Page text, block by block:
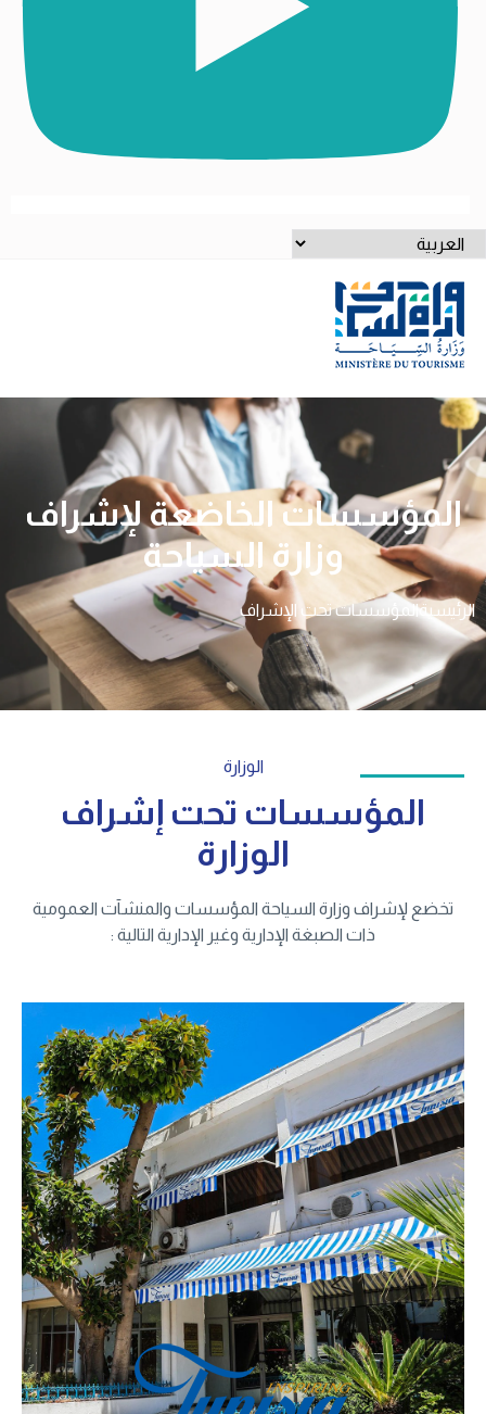
اختر
المؤسسات الخاضعة لإشراف
وزارة السياحة
الرئيسيةالمؤسسات تحت الإشراف
الوزارة
المؤسسات تحت إشراف
الوزارة
تخضع لإشراف وزارة السياحة المؤسسات والمنشآت العمومية
ذات الصبغة الإدارية وغير الإدارية التالية :